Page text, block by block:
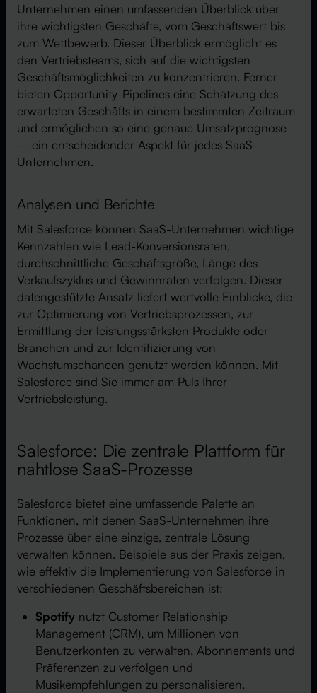
Unternehmen einen umfassenden Überblick über
ihre wichtigsten Geschäfte, vom Geschäftswert bis
zum Wettbewerb. Dieser Überblick ermöglicht es
den Vertriebsteams, sich auf die wichtigsten
Geschäftsmöglichkeiten zu konzentrieren. Ferner
bieten Opportunity-Pipelines eine Schätzung des
erwarteten Geschäfts in einem bestimmten Zeitraum
und ermöglichen so eine genaue Umsatzprognose
– ein entscheidender Aspekt für jedes SaaS-
Unternehmen.
Analysen und Berichte
Mit Salesforce können SaaS-Unternehmen wichtige
Kennzahlen wie Lead-Konversionsraten,
durchschnittliche Geschäftsgröße, Länge des
Verkaufszyklus und Gewinnraten verfolgen. Dieser
datengestützte Ansatz liefert wertvolle Einblicke, die
zur Optimierung von Vertriebsprozessen, zur
Ermittlung der leistungsstärksten Produkte oder
Branchen und zur Identifizierung von
Wachstumschancen genutzt werden können. Mit
Salesforce sind Sie immer am Puls Ihrer
Vertriebsleistung.
Salesforce: Die zentrale Plattform für
nahtlose SaaS-Prozesse
Salesforce bietet eine umfassende Palette an
Funktionen, mit denen SaaS-Unternehmen ihre
Prozesse über eine einzige, zentrale Lösung
verwalten können. Beispiele aus der Praxis zeigen,
wie effektiv die Implementierung von Salesforce in
verschiedenen Geschäftsbereichen ist:
Spotify nutzt Customer Relationship
Management (CRM), um Millionen von
Benutzerkonten zu verwalten, Abonnements und
Präferenzen zu verfolgen und
Musikempfehlungen zu personalisieren.